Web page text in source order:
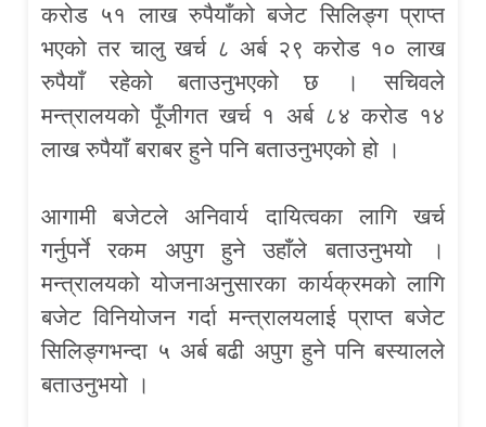
करोड ५१ लाख रुपैयाँको बजेट सिलिङ्ग प्राप्त
भएको तर चालु खर्च ८ अर्ब २९ करोड १० लाख
रुपैयाँ रहेको बताउनुभएको छ । सचिवले
मन्त्रालयको पूँजीगत खर्च १ अर्ब ८४ करोड १४
लाख रुपैयाँ बराबर हुने पनि बताउनुभएको हो ।
आगामी बजेटले अनिवार्य दायित्वका लागि खर्च
गर्नुपर्ने रकम अपुग हुने उहाँले बताउनुभयो ।
मन्त्रालयको योजनाअनुसारका कार्यक्रमको लागि
बजेट विनियोजन गर्दा मन्त्रालयलाई प्राप्त बजेट
सिलिङ्गभन्दा ५ अर्ब बढी अपुग हुने पनि बस्यालले
बताउनुभयो ।